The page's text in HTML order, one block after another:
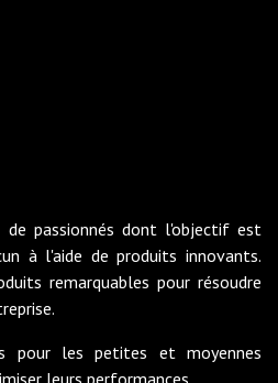
de passionnés dont l'objectif est
à l'aide de produits innovants.
remarquables pour résoudre
pour les petites et moyennes
leurs performances.